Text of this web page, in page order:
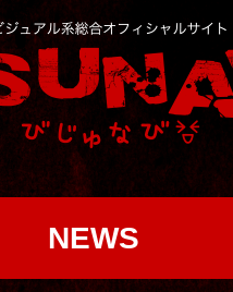
NEWS